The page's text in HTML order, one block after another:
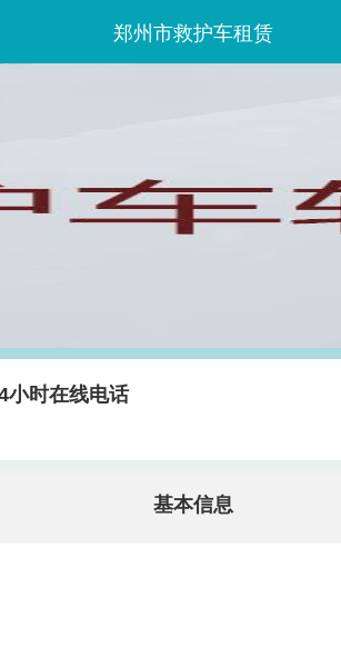
郑州市救护车租赁
小时在线电话
基本信息